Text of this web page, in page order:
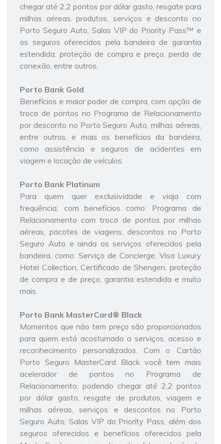
chegar até 2,2 pontos por dólar gasto, resgate para
milhas aéreas, produtos, serviços e desconto no
Porto Seguro Auto, Salas VIP do Priority Pass™ e
os seguros oferecidos pela bandeira de garantia
estendida, proteção de compra e preço, perda de
conexão, entre outros.
Porto Bank Gold
Benefícios e maior poder de compra, com opção de
troca de pontos no Programa de Relacionamento
por desconto no Porto Seguro Auto, milhas aéreas,
entre outros, e mais os benefícios da bandeira,
como assistência e seguros de acidentes em
viagem e locação de veículos.
Porto Bank Platinum
Para quem quer exclusividade e viaja com
frequência, com benefícios como: Programa de
Relacionamento com troca de pontos por milhas
aéreas, pacotes de viagens, descontos no Porto
Seguro Auto e ainda os serviços oferecidos pela
bandeira, como: Serviço de Concierge, Visa Luxury
Hotel Collection, Certificado de Shengen, proteção
de compra e de preço, garantia estendida e muito
mais.
Porto Bank MasterCard® Black
Momentos que não tem preço são proporcionados
para quem está acostumado a serviços, acesso e
reconhecimento personalizados. Com o Cartão
Porto Seguro MasterCard Black você tem mais
acelerador de pontos no Programa de
Relacionamento, podendo chegar até 2,2 pontos
por dólar gasto, resgate de produtos, viagem e
milhas aéreas, serviços e descontos no Porto
Seguro Auto, Salas VIP do Priority Pass, além dos
seguros oferecidos e benefícios oferecidos pela